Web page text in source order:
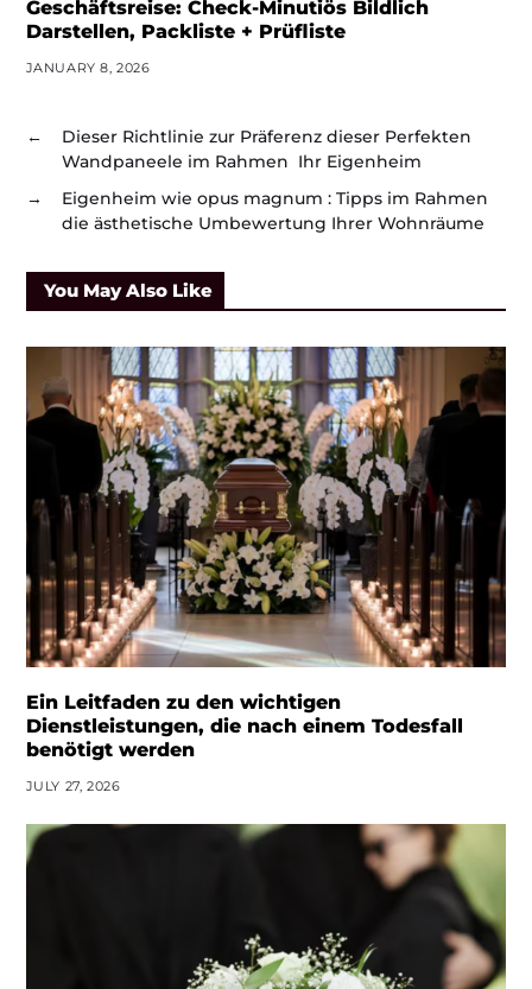
Geschäftsreise: Check-Minutiös Bildlich
Darstellen, Packliste + Prüfliste
JANUARY 8, 2026
←
Dieser Richtlinie zur Präferenz dieser Perfekten
Wandpaneele im Rahmen Ihr Eigenheim
→
Eigenheim wie opus magnum : Tipps im Rahmen
die ästhetische Umbewertung Ihrer Wohnräume
You May Also Like
Ein Leitfaden zu den wichtigen
Dienstleistungen, die nach einem Todesfall
benötigt werden
JULY 27, 2026